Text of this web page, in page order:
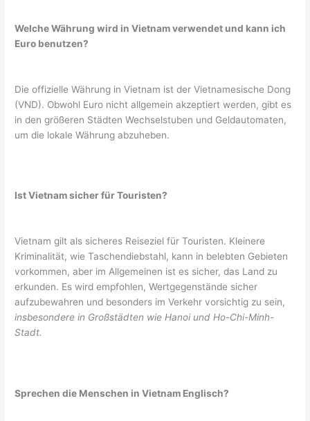
Welche Währung wird in Vietnam verwendet und kann ich
Euro benutzen?
Die offizielle Währung in Vietnam ist der Vietnamesische Dong
(VND). Obwohl Euro nicht allgemein akzeptiert werden, gibt es
in den größeren Städten Wechselstuben und Geldautomaten,
um die lokale Währung abzuheben.
Ist Vietnam sicher für Touristen?
Vietnam gilt als sicheres Reiseziel für Touristen. Kleinere
Kriminalität, wie Taschendiebstahl, kann in belebten Gebieten
vorkommen, aber im Allgemeinen ist es sicher, das Land zu
erkunden. Es wird empfohlen, Wertgegenstände sicher
aufzubewahren und besonders im Verkehr vorsichtig zu sein,
insbesondere in Großstädten wie Hanoi und Ho-Chi-Minh-
Stadt.
Sprechen die Menschen in Vietnam Englisch?